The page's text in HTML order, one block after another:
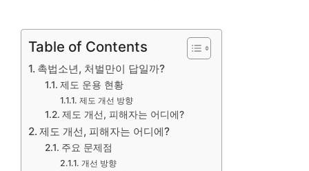
Table of Contents
촉법소년, 처벌만이 답일까?
제도 운용 현황
제도 개선 방향
제도 개선, 피해자는 어디에?
제도 개선, 피해자는 어디에?
주요 문제점
개선 방향